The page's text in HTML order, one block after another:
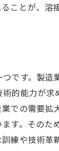
ことが、溶
です。製
的能力が
での需要
す。その
練や技術